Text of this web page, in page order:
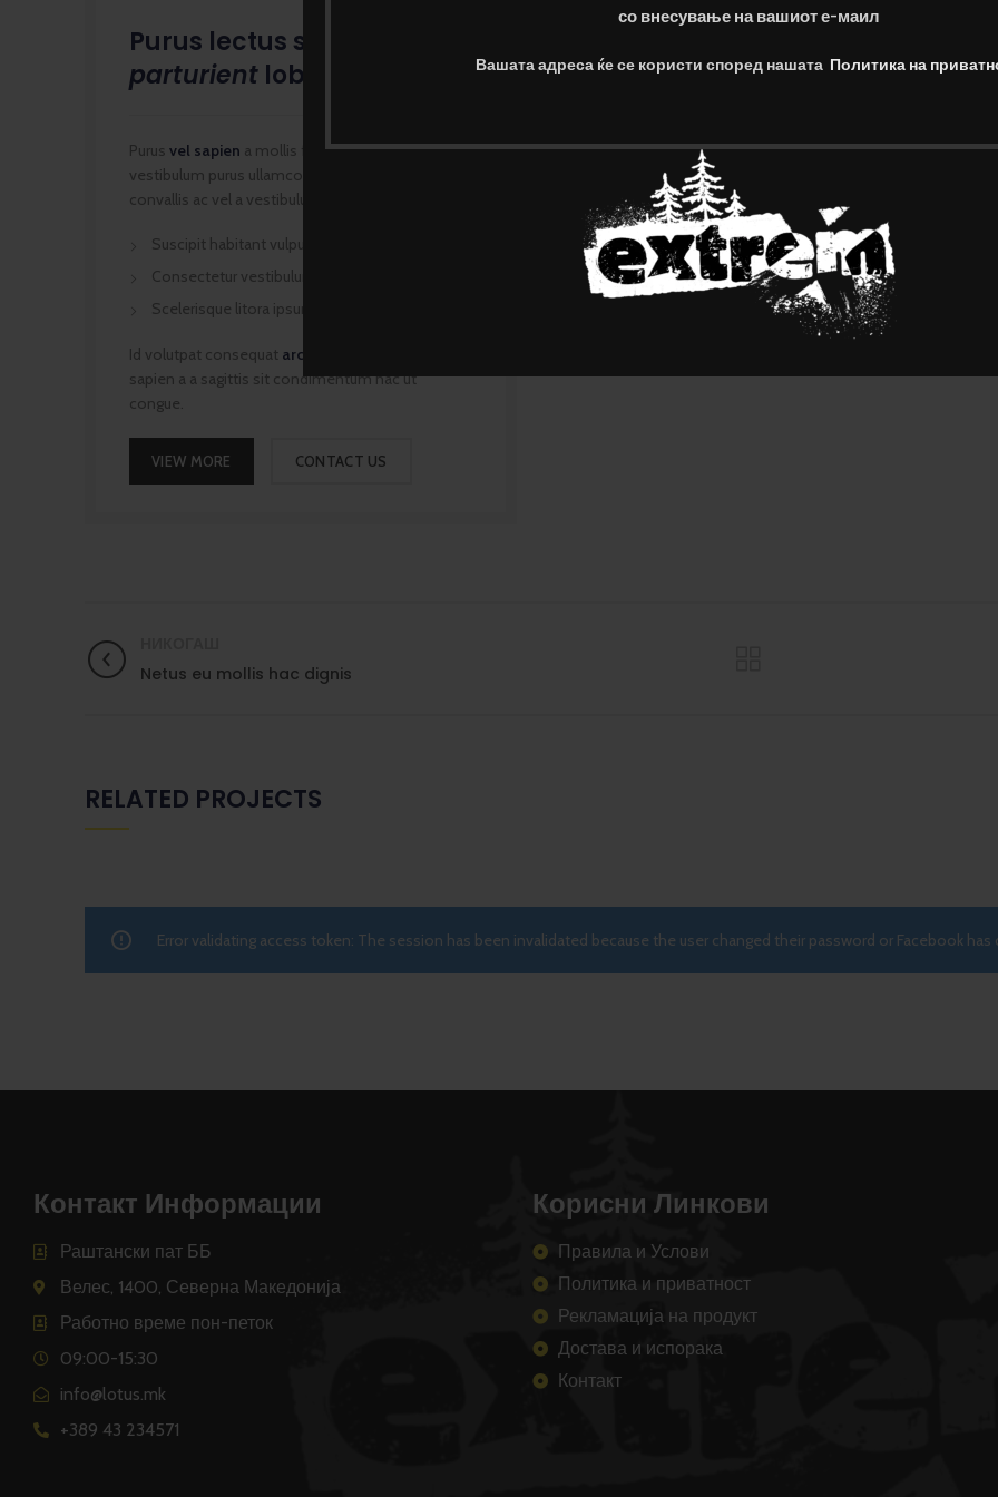
со внесување на вашиот е-маил
Вашата адреса ќе се користи според нашата Политика на
Purus lectus scelerisque
parturient lobortis namar
Purus vel sapien a mollis fusce parturient a laoreet
vestibulum purus ullamcorper tellus ante at duira
convallis ac vel a vestibulum sem ridiculus sapien.
Suscipit habitant vulputate a porta.
Consectetur vestibulum cubilia acc.
Scelerisque litora ipsum parturient.
Id volutpat consequat arcu tristique
sapien a a sagittis sit condimentum hac ut
congue.
VIEW MORE CONTACT US
Netus eu mollis hac dignis
RELATED PROJECTS
Error validating access token: The session has been invalidated because the user changed their password or Facebook
Контакт Информации
Раштански пат ББ
Велес, 1400, Северна Македонија
Работно време пон-петок
09:00-15:30
info@lotus.mk
+389 43 234571
Корисни Линкови
Правила и Услови
Политика и приватност
Рекламација на продукт
Достава и испорака
Контакт